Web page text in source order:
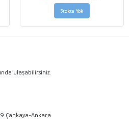
Stokta Yok
ulaşabilirsiniz.
Çankaya-Ankara